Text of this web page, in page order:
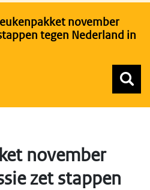
november
tegen Nederland in
november
zet stappen